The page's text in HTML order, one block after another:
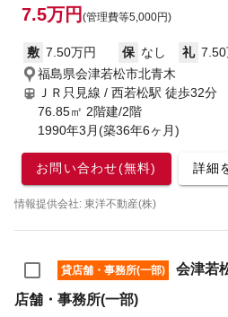
7.5万円 (管理費等5,000円)
敷 7.50万円 保 なし 礼 7.50
福島県会津若松市北青木
ＪＲ只見線 / 西若松駅 徒歩32分
76.85㎡ 2階建/2階
1990年3月(築36年6ヶ月)
お問い合わせ(無料) 詳細
情報提供会社: 東洋不動産(株)
貸店舗・事務所(一部)
会津若
店舗・事務所(一部)